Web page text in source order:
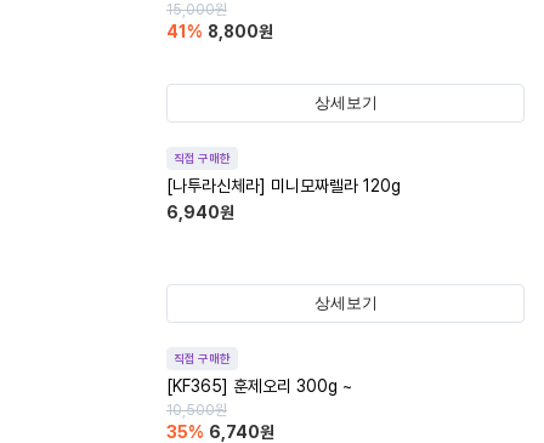
15,000원
41 % 8,800원
상세보기
직접 구매한
[나투라신체라] 미니모짜렐라 120g
6,940원
상세보기
직접 구매한
[KF365] 훈제오리 300g ~
10,500원
35% 6,740원